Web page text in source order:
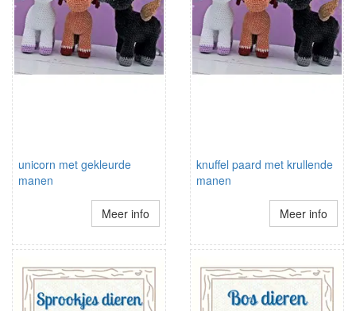
unicorn met gekleurde
manen
Meer info
knuffel paard met krullende
manen
Meer info